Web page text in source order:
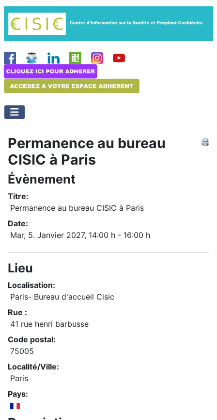
Permanence au bureau
CISIC à Paris
Évènement
Titre:
Permanence au bureau CISIC à Paris
Date:
Mar, 5. Janvier 2027, 14:00 h - 16:00 h
Lieu
Localisation:
Paris- Bureau d'accueil Cisic
Rue :
41 rue henri barbusse
Code postal:
75005
Localité/Ville:
Paris
Pays: